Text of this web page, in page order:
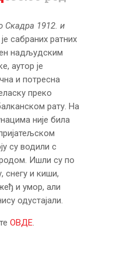
Скадра 1912. и
сабраних ратних
надљудским
аутор је
и потресна
преко
рату. На
није била
су водили с
Ишли су по
снегу и киши,
и умор, али
одустајали.
ОВДЕ.